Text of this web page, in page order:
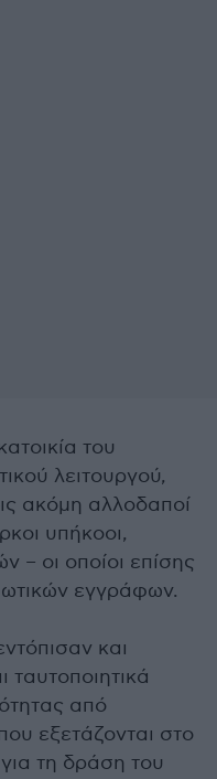
του
λειτουργού,
ακόμη αλλοδαποί
υπήκοοι,
– οι οποίοι επίσης
εγγράφων.
και
ταυτοποιητικά
από
εξετάζονται στο
τη δράση του